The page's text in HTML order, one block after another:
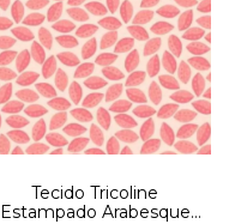
Tecido Tricoline
Estampado Arabesque